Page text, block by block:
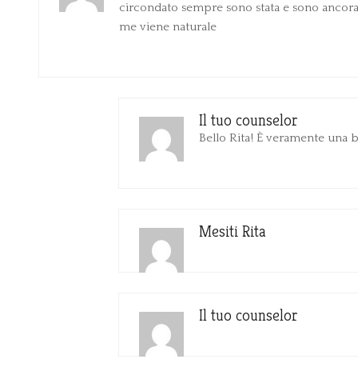
circondato sempre sono stata e sono
me viene naturale
Il tuo counselor
Bello Rita! È veramente una
Mesiti Rita
Il tuo counselor